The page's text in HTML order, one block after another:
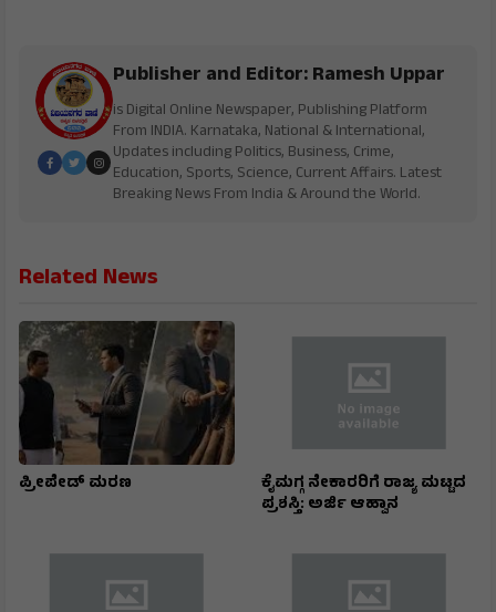
Publisher and Editor: Ramesh Uppar
is Digital Online Newspaper, Publishing Platform
From INDIA. Karnataka, National & International,
Updates including Politics, Business, Crime,
Education, Sports, Science, Current Affairs. Latest
Breaking News From India & Around the World.
Related News
ಪ್ರೀಪೇಡ್ ಮರಣ
ಕೈಮಗ್ಗ ನೇಕಾರರಿಗೆ ರಾಜ್ಯ ಮಟ್ಟದ
ಪ್ರಶಸ್ತಿ: ಅರ್ಜಿ ಆಹ್ವಾನ